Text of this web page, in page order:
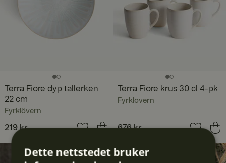
Terra Fiore dyp tallerken
22 cm
Fyrklövern
Pris:219 kr
219 kr
Terra Fiore krus 30 cl 4-pk
Fyrklövern
Pris:676 kr
676 kr
Dette nettstedet bruker